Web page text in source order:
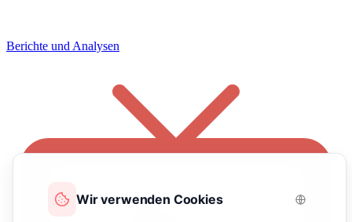
Berichte und Analysen